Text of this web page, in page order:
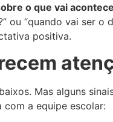
o que vai
ou “quando vai ser o
positiva.
Mas alguns
com a equipe escolar: